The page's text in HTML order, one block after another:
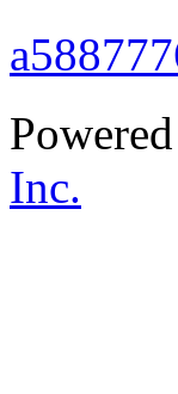
Inc.